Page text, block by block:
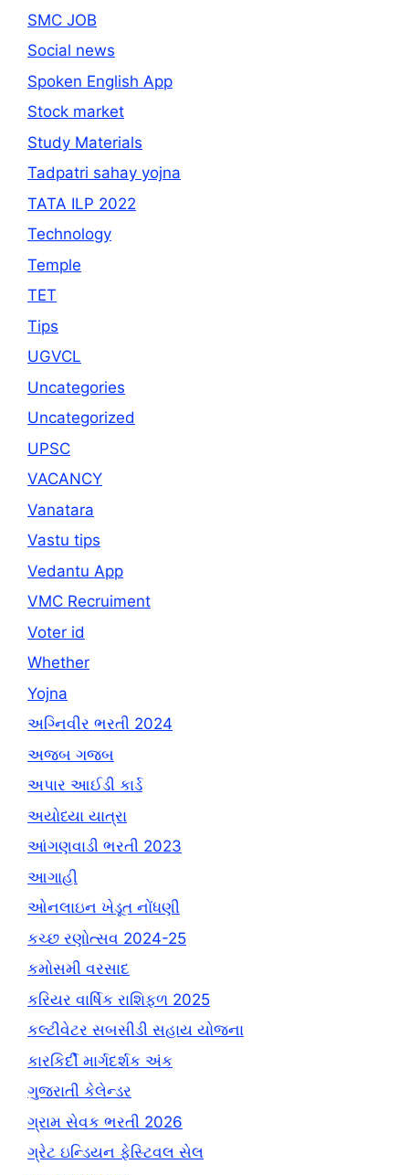
SMC JOB
Social news
Spoken English App
Stock market
Study Materials
Tadpatri sahay yojna
TATA ILP 2022
Technology
Temple
TET
Tips
UGVCL
Uncategories
Uncategorized
UPSC
VACANCY
Vanatara
Vastu tips
Vedantu App
VMC Recruiment
Voter id
Whether
Yojna
અગ્નિવીર ભરતી 2024
અજબ ગજબ
અપાર આઈડી કાર્ડ
અયોધ્યા યાત્રા
આંગણવાડી ભરતી 2023
આગાહી
ઓનલાઇન ખેડૂત નોંધણી
કચ્છ રણોત્સવ 2024-25
કમોસમી વરસાદ
કરિયર વાર્ષિક રાશિફળ 2025
કલ્ટીવેટર સબસીડી સહાય યોજના
કારકિર્દી માર્ગદર્શક અંક
ગુજરાતી કેલેન્ડર
ગ્રામ સેવક ભરતી 2026
ગ્રેટ ઇન્ડિયન ફેસ્ટિવલ સેલ